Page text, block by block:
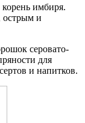
имбиря.
острым и
серовато-
для
и напитков.